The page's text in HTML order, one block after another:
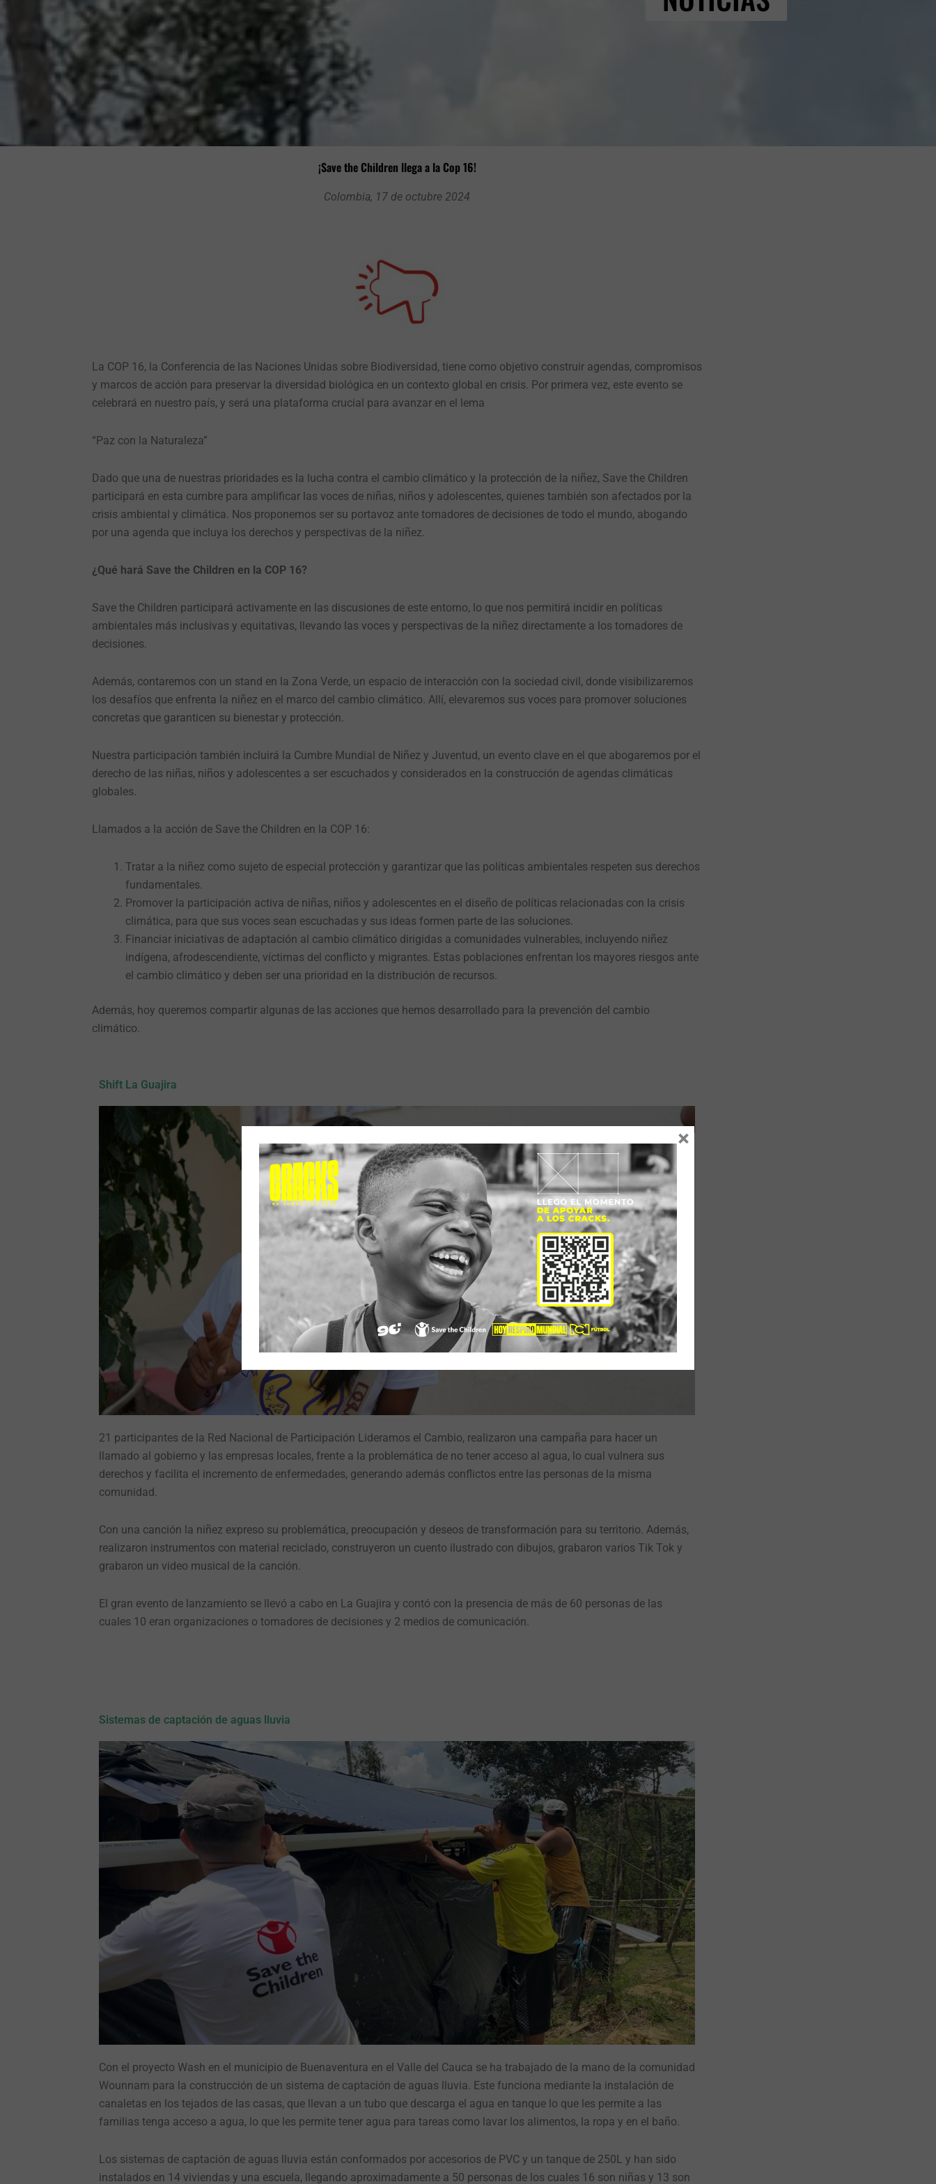
¡Save the Children llega a la Cop 16!
Colombia, 17 de octubre 2024
La COP 16, la Conferencia de las Naciones Unidas sobre Biodiversidad, tiene como objetivo construir agendas, compromisos
y marcos de acción para preservar la diversidad biológica en un contexto global en crisis. Por primera vez, este evento se
celebrará en nuestro país, y será una plataforma crucial para avanzar en el lema
“Paz con la Naturaleza”
Dado que una de nuestras prioridades es la lucha contra el cambio climático y la protección de la niñez, Save the Children
participará en esta cumbre para amplificar las voces de niñas, niños y adolescentes, quienes también son afectados por la
crisis ambiental y climática. Nos proponemos ser su portavoz ante tomadores de decisiones de todo el mundo, abogando
por una agenda que incluya los derechos y perspectivas de la niñez.
¿Qué hará Save the Children en la COP 16?
Save the Children participará activamente en las discusiones de este entorno, lo que nos permitirá incidir en políticas
ambientales más inclusivas y equitativas, llevando las voces y perspectivas de la niñez directamente a los tomadores de
decisiones.
Además, contaremos con un stand en la Zona Verde, un espacio de interacción con la sociedad civil, donde visibilizaremos
los desafíos que enfrenta la niñez en el marco del cambio climático. Allí, elevaremos sus voces para promover soluciones
concretas que garanticen su bienestar y protección.
Nuestra participación también incluirá la Cumbre Mundial de Niñez y Juventud, un evento clave en el que abogaremos por el
derecho de las niñas, niños y adolescentes a ser escuchados y considerados en la construcción de agendas climáticas
globales.
Llamados a la acción de Save the Children en la COP 16:
Tratar a la niñez como sujeto de especial protección y garantizar que las políticas ambientales respeten sus derechos
fundamentales.
Promover la participación activa de niñas, niños y adolescentes en el diseño de políticas relacionadas con la crisis
climática, para que sus voces sean escuchadas y sus ideas formen parte de las soluciones.
Financiar iniciativas de adaptación al cambio climático dirigidas a comunidades vulnerables, incluyendo niñez
indígena, afrodescendiente, víctimas del conflicto y migrantes. Estas poblaciones enfrentan los mayores riesgos ante
el cambio climático y deben ser una prioridad en la distribución de recursos.
Además, hoy queremos compartir algunas de las acciones que hemos desarrollado para la prevención del cambio
climático.
Shift La Guajira
21 participantes de la Red Nacional de Participación Lideramos el Cambio, realizaron una campaña para hacer un
llamado al gobierno y las empresas locales, frente a la problemática de no tener acceso al agua, lo cual vulnera sus
derechos y facilita el incremento de enfermedades, generando además conflictos entre las personas de la misma
comunidad.
Con una canción la niñez expreso su problemática, preocupación y deseos de transformación para su territorio. Además,
realizaron instrumentos con material reciclado, construyeron un cuento ilustrado con dibujos, grabaron varios Tik Tok y
grabaron un video musical de la canción.
El gran evento de lanzamiento se llevó a cabo en La Guajira y contó con la presencia de más de 60 personas de las
cuales 10 eran organizaciones o tomadores de decisiones y 2 medios de comunicación.
Sistemas de captación de aguas lluvia
Con el proyecto Wash en el municipio de Buenaventura en el Valle del Cauca se ha trabajado de la mano de la comunidad
Wounnam para la construcción de un sistema de captación de aguas lluvia. Este funciona mediante la instalación de
canaletas en los tejados de las casas, que llevan a un tubo que descarga el agua en tanque lo que les permite a las
familias tenga acceso a agua, lo que les permite tener agua para tareas como lavar los alimentos, la ropa y en el baño.
Los sistemas de captación de aguas lluvia están conformados por accesorios de PVC y un tanque de 250L y han sido
instalados en 14 viviendas y una escuela, llegando aproximadamente a 50 personas de los cuales 16 son niñas y 13 son
×